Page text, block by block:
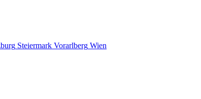
Steiermark Vorarlberg Wien